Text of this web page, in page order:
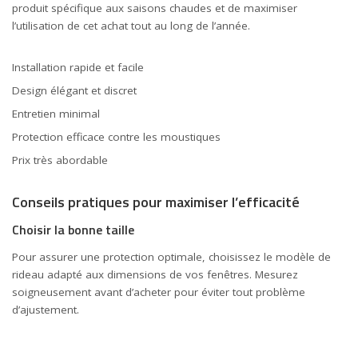
produit spécifique aux saisons chaudes et de maximiser
l’utilisation de cet achat tout au long de l’année.
Installation rapide et facile
Design élégant et discret
Entretien minimal
Protection efficace contre les moustiques
Prix très abordable
Conseils pratiques pour maximiser l’efficacité
Choisir la bonne taille
Pour assurer une protection optimale, choisissez le modèle de
rideau adapté aux dimensions de vos fenêtres. Mesurez
soigneusement avant d’acheter pour éviter tout problème
d’ajustement.